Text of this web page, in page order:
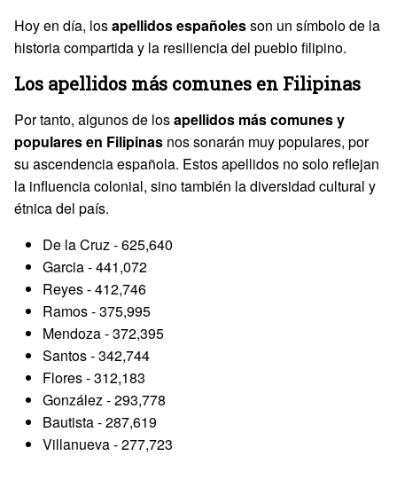
Hoy en día, losapellidos españolesson un símbolo de la
historia compartida y la resiliencia del pueblo filipino.
Los apellidos más comunes en Filipinas
Por tanto, algunos de losapellidos más comunes y
populares en Filipinas nos sonarán muy populares, por
su ascendencia española. Estos apellidos no solo reflejan
la influencia colonial, sino también la diversidad cultural y
étnica del país.
De la Cruz - 625,640
Garcia - 441,072
Reyes - 412,746
Ramos - 375,995
Mendoza - 372,395
Santos - 342,744
Flores - 312,183
González - 293,778
Bautista - 287,619
Villanueva - 277,723